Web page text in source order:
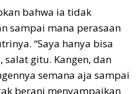
bahwa ia tidak
sampai mana perasaan
“Saya hanya bisa
gitu. Kangen, dan
semana aja sampai
berani menyampaikan